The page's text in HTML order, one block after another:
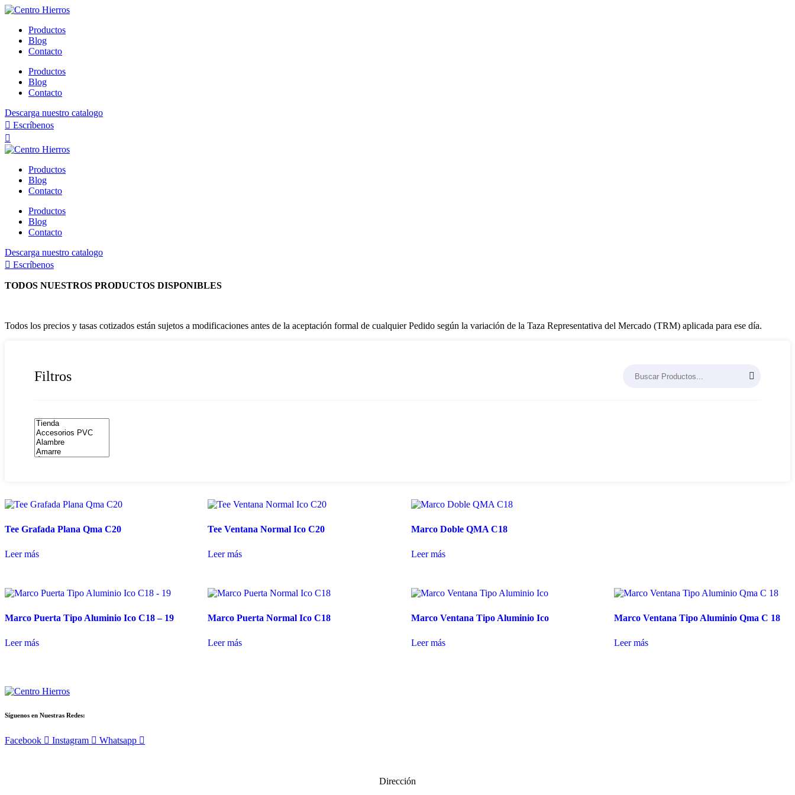
Ir
contenidoProductos
Blog
Contacto
Productos
Blog
Contacto
Descarga nuestro catalogo
Escríbenos
Productos
Blog
Contacto
Productos
Blog
Contacto
Descarga nuestro catalogo
Escríbenos
TODOS NUESTROS PRODUCTOS DISPONIBLES
Todos los precios y tasas cotizados están sujetos a modificaciones antes de la aceptación formal de cualquier Pedido según la variación de la Taza Representativa del Mercado (TRM) aplicada para ese día.
Filtros
Tee Grafada Plana Qma C20
Leer más
Tee Ventana Normal Ico C20
Leer más
Marco Doble QMA C18
Leer más
Marco Puerta Tipo Aluminio Ico C18 – 19
Leer más
Marco Puerta Normal Ico C18
Leer más
Marco Ventana Tipo Aluminio Ico
Leer más
Marco Ventana Tipo Aluminio Qma C 18
Leer más
Síguenos en Nuestras Redes:
Facebook Instagram Whatsapp
Dirección